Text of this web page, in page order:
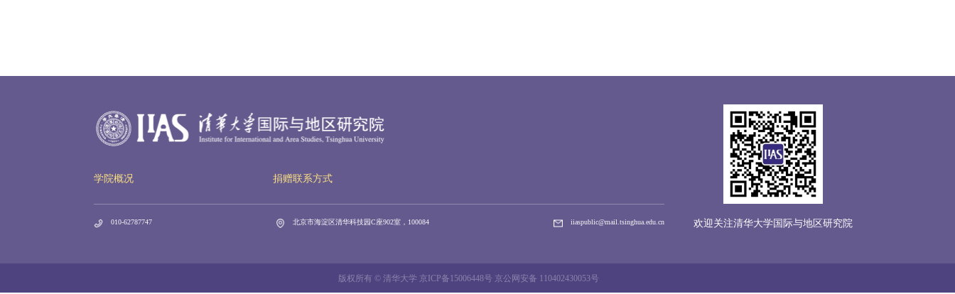
欢迎关注清华大学国际与地区研究院
学院概况 捐赠联系方式
010-62787747 北京市海淀区清华科技园C座902室，100084 iiaspublic@mail.tsinghua.edu.cn
版权所有 © 清华大学 京ICP备15006448号 京公网安备 110402430053号